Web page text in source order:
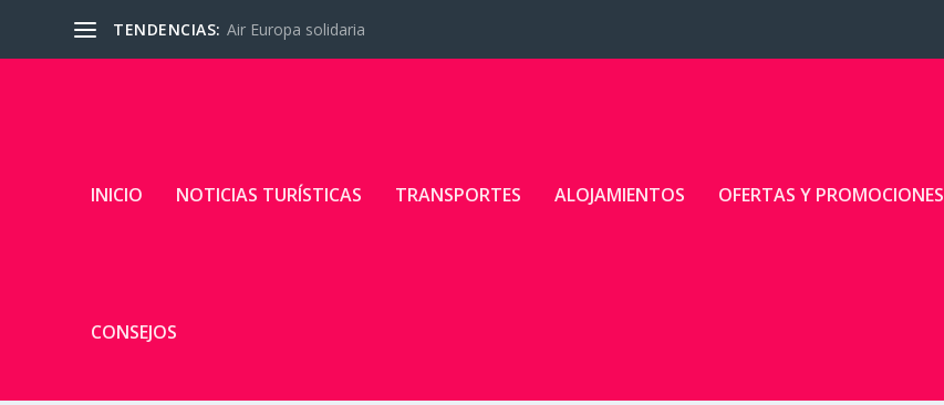
TENDENCIAS: Air Europa solidaria
INICIO NOTICIAS TURÍSTICAS TRANSPORTES ALOJAMIENTOS OFERTAS Y PROMOCIONES
CONSEJOS